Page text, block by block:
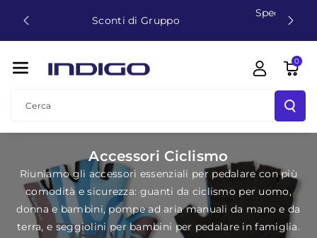
DirettamenteSpedizione gratuita in 3-4 giorni a partire da
€99
Cerca
0
C
o
l
l
e
Accessori Ciclismo
Riuniamo gli accessori essenziali per pedalare con più
comodità e sicurezza: guanti da ciclismo per uomo,
donna e bambini, pompe ad aria manuali da mano e da
terra, e seggiolini per bambini per pedalare in famiglia.